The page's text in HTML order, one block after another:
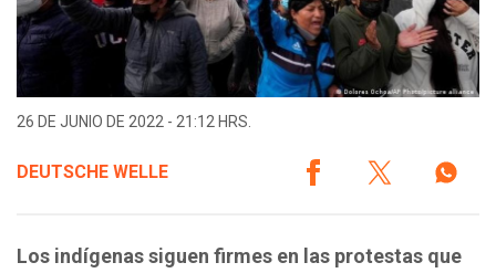
26 DE JUNIO DE 2022 - 21:12 HRS.
DEUTSCHE WELLE
Los indígenas siguen firmes en las protestas que